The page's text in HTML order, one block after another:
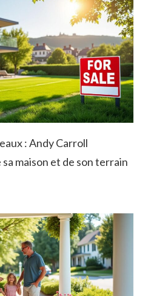
: Andy Carroll
maison et de son terrain